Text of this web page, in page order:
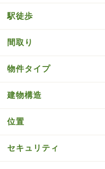
駅徒歩
間取り
物件タイプ
建物構造
位置
セキュリティ